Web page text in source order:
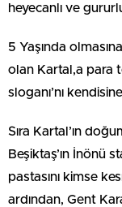
heyecanlı ve
5 Yaşında
olan Kartal,a para
sloganı’nı
Sıra Kartal’ın
Beşiktaş’ın İnönü
pastasını kimse
ardından, Gent